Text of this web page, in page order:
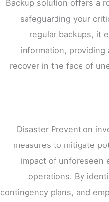
Backup solution offers a
safeguarding your
regular backups, it
information, providing
recover in the face of
Disaster Prevention
measures to mitigate
impact of unforeseen
operations. By
contingency plans, and